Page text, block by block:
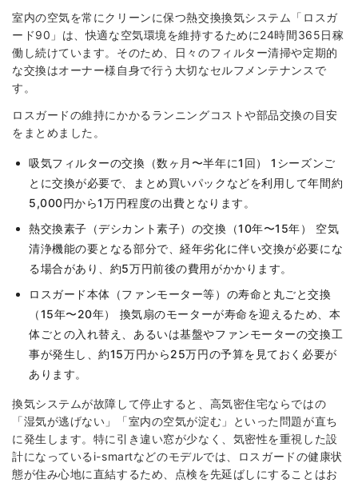
室内の空気を常にクリーンに保つ熱交換換気システム「ロスガ
ード90」は、快適な空気環境を維持するために24時間365日稼
働し続けています。そのため、日々のフィルター清掃や定期的
な交換はオーナー様自身で行う大切なセルフメンテナンスで
す。
ロスガードの維持にかかるランニングコストや部品交換の目安
をまとめました。
吸気フィルターの交換（数ヶ月〜半年に1回） 1シーズンご
とに交換が必要で、まとめ買いパックなどを利用して年間約
5,000円から1万円程度の出費となります。
熱交換素子（デシカント素子）の交換（10年〜15年） 空気
清浄機能の要となる部分で、経年劣化に伴い交換が必要にな
る場合があり、約5万円前後の費用がかかります。
ロスガード本体（ファンモーター等）の寿命と丸ごと交換
（15年〜20年） 換気扇のモーターが寿命を迎えるため、本
体ごとの入れ替え、あるいは基盤やファンモーターの交換工
事が発生し、約15万円から25万円の予算を見ておく必要が
あります。
換気システムが故障して停止すると、高気密住宅ならではの
「湿気が逃げない」「室内の空気が淀む」といった問題が直ち
に発生します。特に引き違い窓が少なく、気密性を重視した設
計になっているi-smartなどのモデルでは、ロスガードの健康状
態が住み心地に直結するため、点検を先延ばしにすることはお